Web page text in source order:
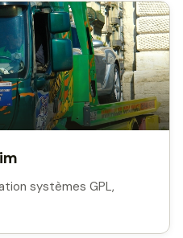
systèmes GPL,